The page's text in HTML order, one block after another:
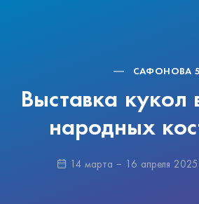
САФОНОВА 5
Выставка кукол
народных
14 марта − 16 апреля 2025